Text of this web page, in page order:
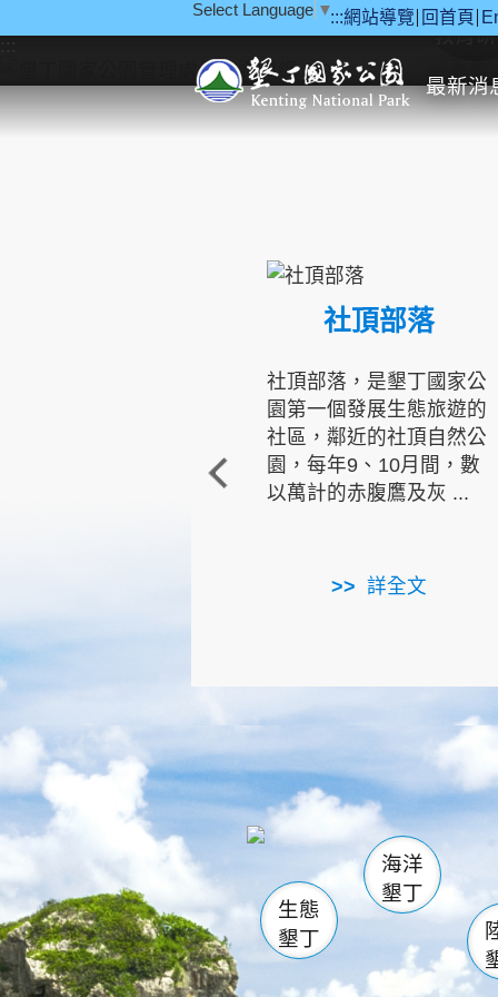
:::網站導覽 回首頁
Select Language ▼
最新消
::: 教育
社頂部落
社頂部落，是墾丁國家公
園第一個發展生態旅遊的
社區，鄰近的社頂自然公
園，每年9、10月間，數
以萬計的赤腹鷹及灰 ...
詳全文
龜山 海生館
恆春
龍鑾潭自
瓊麻館
關山
白砂
生態
墾丁
海洋
墾丁